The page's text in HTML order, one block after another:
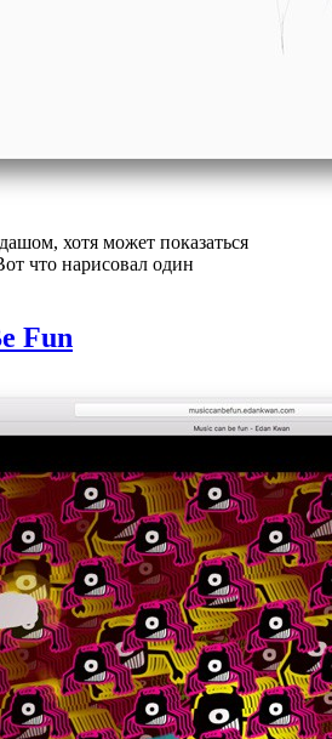
хотя может показаться
что нарисовал один
Fun